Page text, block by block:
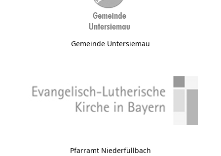
Gemeinde Untersiemau
Pfarramt Niederfüllbach